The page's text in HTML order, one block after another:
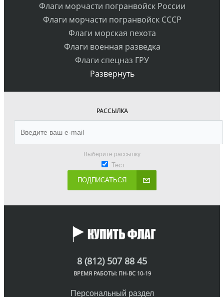
Флаги морчасти погранвойск России
Флаги морчасти погранвойск СССР
Флаги морская пехота
Флаги военная разведка
Флаги спецназ ГРУ
Развернуть
РАССЫЛКА
Выберите рассылку
Тест
ПОДПИСАТЬСЯ
8 (812) 507 88 45
ВРЕМЯ РАБОТЫ: ПН-ВС 10-19
Персональный раздел